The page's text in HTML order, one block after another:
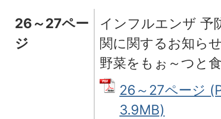
26～27ペー
ジ
インフルエンザ 予
関に関するお知ら
野菜をもぉ～つと
26～27ページ
3.9MB)